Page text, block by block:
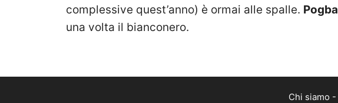
complessive quest’anno) è ormai alle spalle. Pogba
una volta il bianconero.
Chi siamo -